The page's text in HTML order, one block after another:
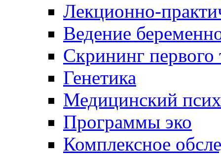
Лекционно-
Ведение
Скрининг первого
Генетика
Медицинский
Программы эко
Комплексное